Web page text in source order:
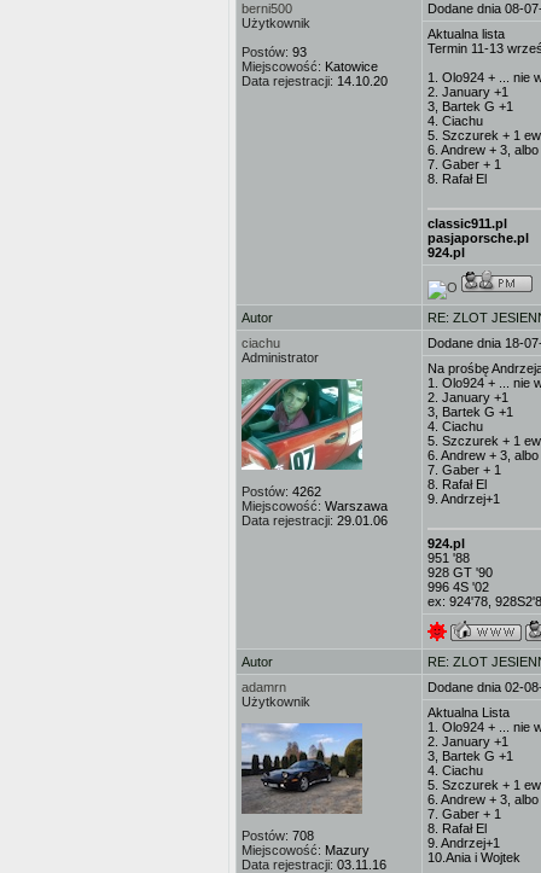
berni500
Użytkownik
Postów: 93
Miejscowość: Katowice
Data rejestracji: 14.10.20
Dodane dnia 08-
Aktualna lista
Termin 11-13
1. Olo924 + ... nie
2. January +1
3, Bartek G +1
4. Ciachu
5. Szczurek + 1
6. Andrew + 3,
7. Gaber + 1
8. Rafał El
classic911.pl
pasjaporsche.pl
924.pl
Autor
RE: ZLOT
ciachu
Administrator
Postów: 4262
Miejscowość: Warszawa
Data rejestracji: 29.01.06
Dodane dnia 18-
Na prośbę
1. Olo924 + ... nie
2. January +1
3, Bartek G +1
4. Ciachu
5. Szczurek + 1
6. Andrew + 3,
7. Gaber + 1
8. Rafał El
9. Andrzej+1
924.pl
951 '88
928 GT '90
996 4S '02
ex: 924'78,
Autor
RE: ZLOT
adamrn
Użytkownik
Postów: 708
Miejscowość: Mazury
Data rejestracji: 03.11.16
Dodane dnia 02-
Aktualna Lista
1. Olo924 + ... nie
2. January +1
3, Bartek G +1
4. Ciachu
5. Szczurek + 1
6. Andrew + 3,
7. Gaber + 1
8. Rafał El
9. Andrzej+1
10.Ania i Wojtek